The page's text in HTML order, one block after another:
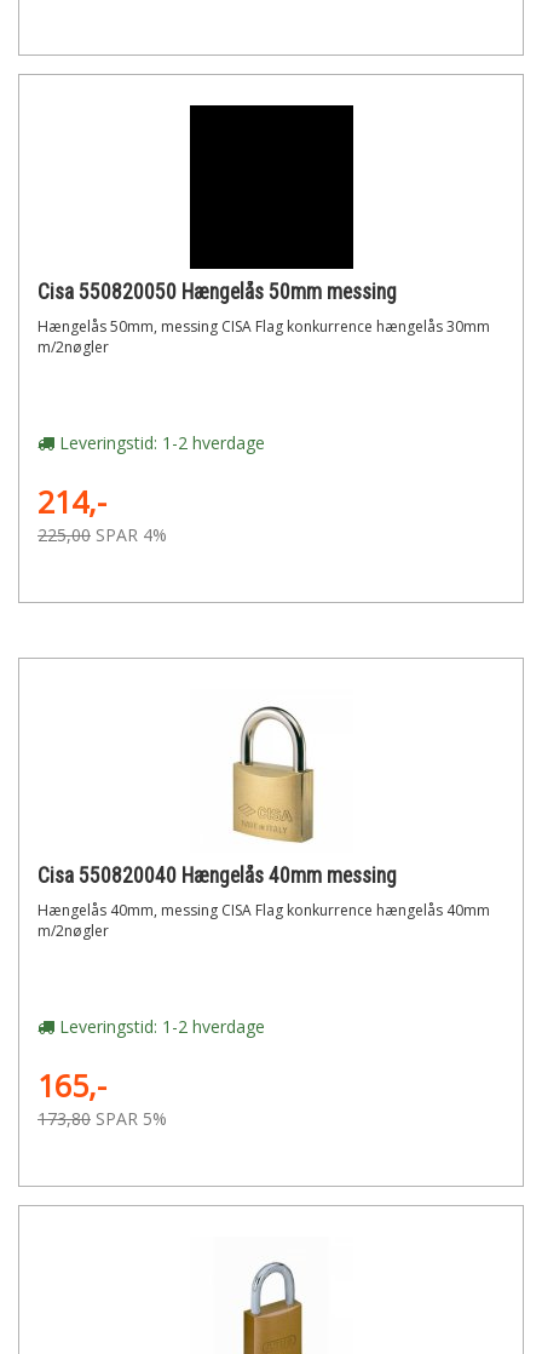
Cisa 550820050 Hængelås 50mm messing
Hængelås 50mm, messing CISA Flag konkurrence hængelås 30mm
m/2nøgler
Leveringstid: 1-2 hverdage
214,-
225,00 SPAR 4%
Cisa 550820040 Hængelås 40mm messing
Hængelås 40mm, messing CISA Flag konkurrence hængelås 40mm
m/2nøgler
Leveringstid: 1-2 hverdage
165,-
173,80 SPAR 5%